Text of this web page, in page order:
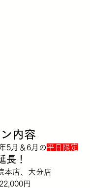
内容
5月＆6月の平日限定
長！
店、大分店
円